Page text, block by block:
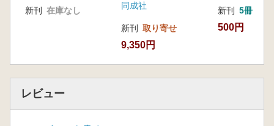
新刊 在庫なし
同成社
新刊 取り寄せ
9,350円
新刊 5冊
500円
レビュー